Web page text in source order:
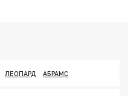
ЛЕОПАРД АБРАМС